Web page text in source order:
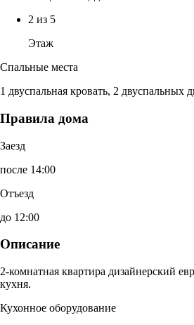
2 из 5
Этаж
Спальные места
1 двуспальная кровать, 2 двуспальных
Правила дома
Заезд
после 14:00
Отъезд
до 12:00
Описание
2-комнатная квартира дизайнерский
кухня.
Кухонное оборудование